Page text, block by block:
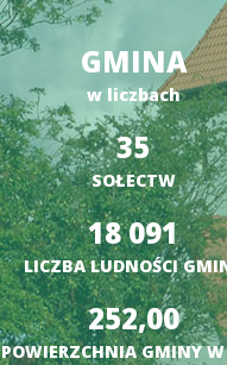
GMINA
w liczbach
35
SOŁECTW
18 091
LICZBA LUDNOŚCI
252,00
POWIERZCHNIA GMINY